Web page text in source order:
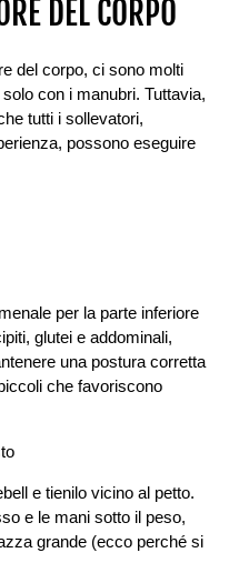
DEL CORPO
del corpo, ci sono molti
con i manubri. Tuttavia,
tutti i sollevatori,
possono eseguire
per la parte inferiore
glutei e addominali,
una postura corretta
che favoriscono
e tienilo vicino al petto.
e le mani sotto il peso,
grande (ecco perché si